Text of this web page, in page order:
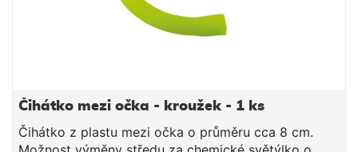
Čihátko mezi očka - kroužek - 1 ks
Čihátko z plastu mezi očka o průměru cca 8 cm.